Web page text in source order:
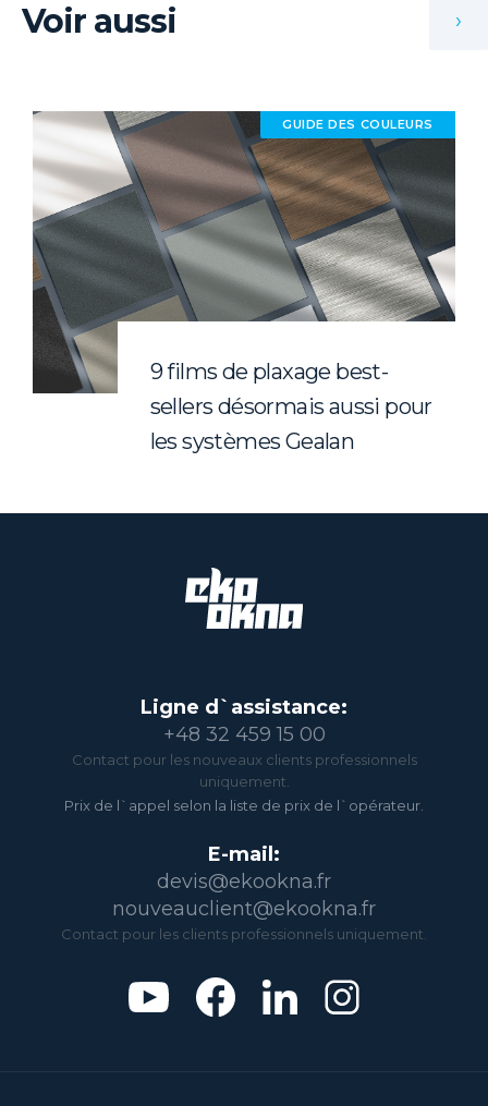
Voir aussi
9 films de plaxage best-
sellers désormais aussi pour
les systèmes Gealan
GUIDE DES COULEURS
›
Ligne d`assistance:
+48 32 459 15 00
Contact pour les nouveaux clients professionnels
uniquement.
Prix de l`appel selon la liste de prix de l`opérateur.
E-mail:
devis@ekookna.fr
nouveauclient@ekookna.fr
Contact pour les clients professionnels uniquement.